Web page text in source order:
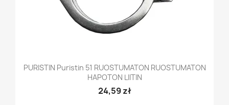
PURISTIN Puristin 51 RUOSTUMATON RUOSTUMATON
HAPOTON LIITIN
24,59 zł